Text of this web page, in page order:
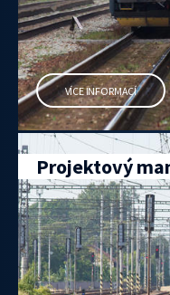
VÍCE INFORMACÍ
Projektový